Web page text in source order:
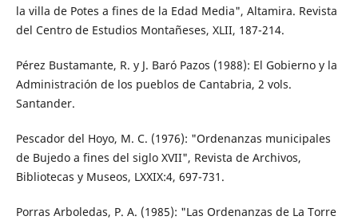
la villa de Potes a fines de la Edad Media", Altamira. Revista
del Centro de Estudios Montañeses, XLII, 187-214.
Pérez Bustamante, R. y J. Baró Pazos (1988): El Gobierno y la
Administración de los pueblos de Cantabria, 2 vols.
Santander.
Pescador del Hoyo, M. C. (1976): "Ordenanzas municipales
de Bujedo a fines del siglo XVII", Revista de Archivos,
Bibliotecas y Museos, LXXIX:4, 697-731.
Porras Arboledas, P. A. (1985): "Las Ordenanzas de La Torre